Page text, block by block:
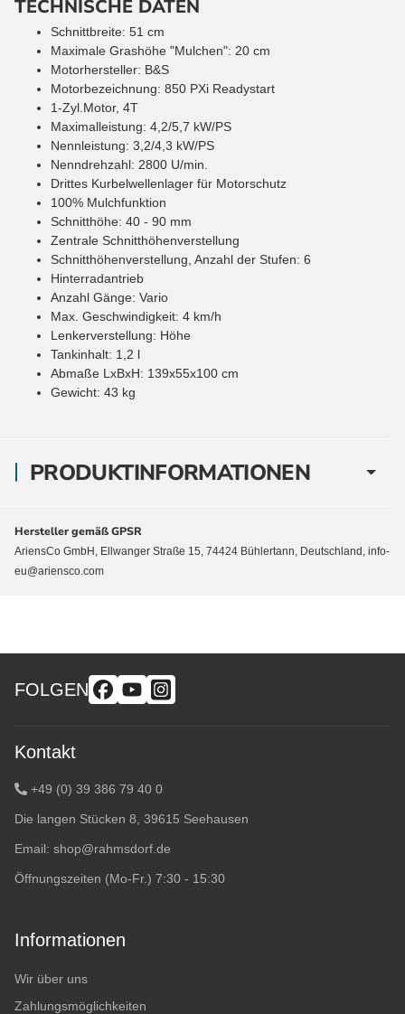
PRODUKTINFORMATIONEN
TECHNISCHE DATEN
Schnittbreite: 51 cm
Maximale Grashöhe "Mulchen": 20 cm
Motorhersteller: B&S
Motorbezeichnung: 850 PXi Readystart
1-Zyl.Motor, 4T
Maximalleistung: 4,2/5,7 kW/PS
Nennleistung: 3,2/4,3 kW/PS
Nenndrehzahl: 2800 U/min.
Drittes Kurbelwellenlager für Motorschutz
100% Mulchfunktion
Schnitthöhe: 40 - 90 mm
Zentrale Schnitthöhenverstellung
Schnitthöhenverstellung, Anzahl der Stufen: 6
Hinterradantrieb
Anzahl Gänge: Vario
Max. Geschwindigkeit: 4 km/h
Lenkerverstellung: Höhe
Tankinhalt: 1,2 l
Abmaße LxBxH: 139x55x100 cm
Gewicht: 43 kg
Hersteller gemäß GPSR
AriensCo GmbH, Ellwanger Straße 15, 74424 Bühlertann, Deutschland, info-
eu@ariensco.com
FOLGEN
Kontakt
+49 (0) 39 386 79 40 0
Die langen Stücken 8, 39615 Seehausen
Email: shop@rahmsdorf.de
Öffnungszeiten (Mo-Fr.) 7:30 - 15:30
Informationen
Wir über uns
Zahlungsmöglichkeiten